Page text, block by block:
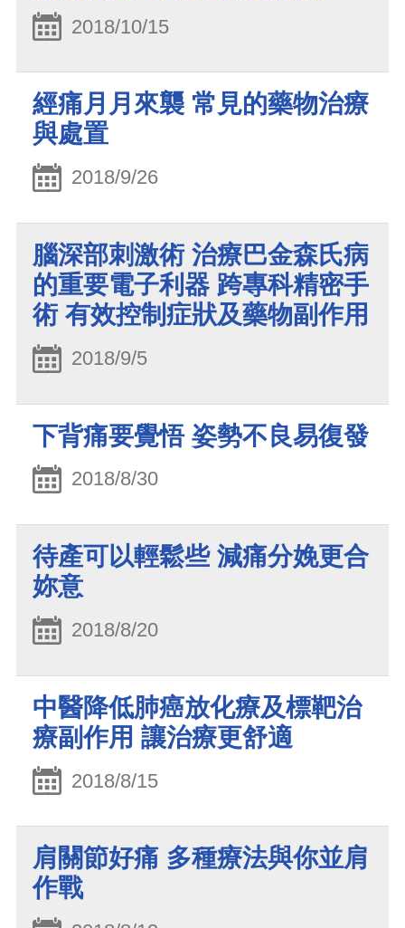
2018/10/15
經痛月月來襲 常見的藥物治療
與處置
2018/9/26
腦深部刺激術 治療巴金森氏病
的重要電子利器 跨專科精密手
術 有效控制症狀及藥物副作用
2018/9/5
下背痛要覺悟 姿勢不良易復發
2018/8/30
待產可以輕鬆些 減痛分娩更合
妳意
2018/8/20
中醫降低肺癌放化療及標靶治
療副作用 讓治療更舒適
2018/8/15
肩關節好痛 多種療法與你並肩
作戰